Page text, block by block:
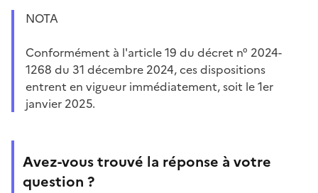
NOTA
Conformément à l'article 19 du décret n° 2024-
1268 du 31 décembre 2024, ces dispositions
entrent en vigueur immédiatement, soit le 1er
janvier 2025.
Avez-vous trouvé la réponse à votre
question ?